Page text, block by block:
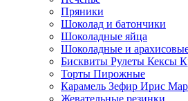
Пряники
Шоколад и батончики
Шоколадные яйца
Шоколадные и
Бисквиты Рулеты Кексы
Торты Пирожные
Карамель Зефир Ирис
Жевательные резинки